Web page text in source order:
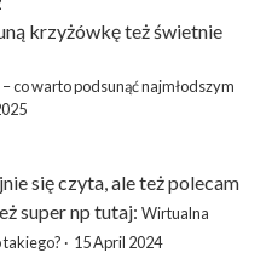
krzyżówkęteż świetnie
co warto podsunąć najmłodszym
się czyta, ale też polecam
super np tutaj: Wirtualna
takiego? · 15 April 2024